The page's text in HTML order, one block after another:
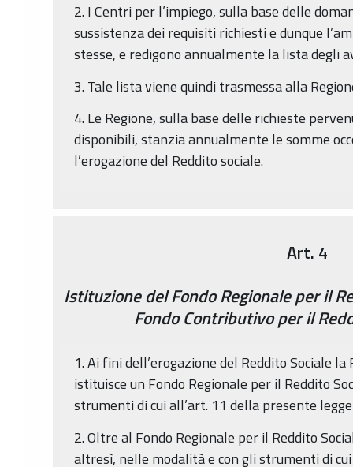
2. I Centri per l’impiego, sulla base delle
sussistenza dei requisiti richiesti e dunque
stesse, e redigono annualmente la lista degli
3. Tale lista viene quindi trasmessa alla
4. Le Regione, sulla base delle richieste
disponibili, stanzia annualmente le somme
l’erogazione del Reddito sociale.
Art. 4
Istituzione del Fondo Regionale per il
Fondo Contributivo per il
1. Ai fini dell’erogazione del Reddito Sociale
istituisce un Fondo Regionale per il Reddito
strumenti di cui all’art. 11 della presente
2. Oltre al Fondo Regionale per il Reddito
altresì, nelle modalità e con gli strumenti di